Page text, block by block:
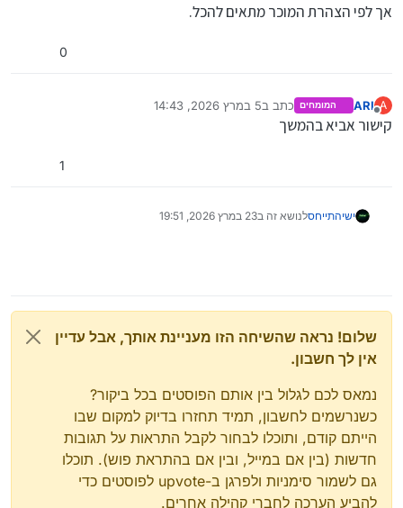
שמתחבר לזה ונותן מיקום מדויק למכשיר, מניסיוןאך לפי הצהרת המוכר מתאים להכל.
0
A
מנותק
ARI המומחים כתב ב5 במרץ 2026, 14:43
נערך לאחרונה על ידי
קישור אביא בהמשך
1
ישיהתייחסלנושא זה ב23 במרץ 2026, 19:51
שלום! נראה שהשיחה הזו מעניינת אותך, אבל עדיין
אין לך חשבון.
נמאס לכם לגלול בין אותם הפוסטים בכל ביקור?
כשנרשמים לחשבון, תמיד תחזרו בדיוק למקום שבו
הייתם קודם, ותוכלו לבחור לקבל התראות על תגובות
חדשות (בין אם במייל, ובין אם בהתראת פוש). תוכלו
גם לשמור סימניות ולפרגן ב-upvote לפוסטים כדי
להביע הערכה לחברי קהילה אחרים.